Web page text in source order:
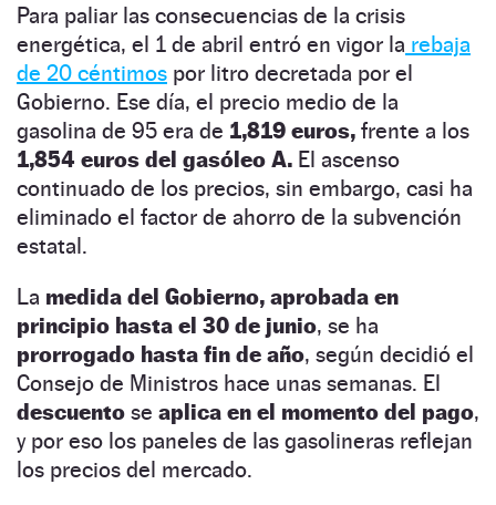
Para paliar las consecuencias de la crisis
energética, el 1 de abril entró en vigor la rebaja
de 20 céntimos por litro decretada por el
Gobierno. Ese día, el precio medio de la
gasolina de 95 era de 1,819 euros, frente a los
1,854 euros del gasóleo A. El ascenso
continuado de los precios, sin embargo, casi ha
eliminado el factor de ahorro de la subvención
estatal.
La medida del Gobierno, aprobada en
principio hasta el 30 de junio, se ha
prorrogado hasta fin de año, según decidió el
Consejo de Ministros hace unas semanas. El
descuento se aplica en el momento del pago,
y por eso los paneles de las gasolineras reflejan
los precios del mercado.